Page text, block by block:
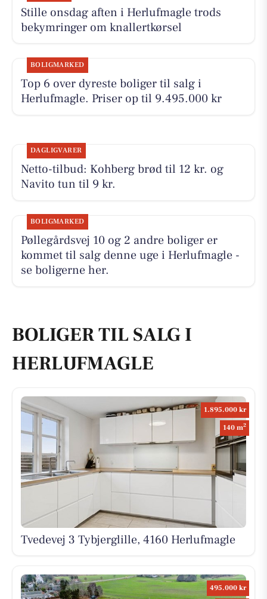
Stille onsdag aften i Herlufmagle trods
bekymringer om knallertkørsel
BOLIGMARKED
Top 6 over dyreste boliger til salg i
Herlufmagle. Priser op til 9.495.000 kr
DAGLIGVARER
Netto-tilbud: Kohberg brød til 12 kr. og
Navito tun til 9 kr.
BOLIGMARKED
Pøllegårdsvej 10 og 2 andre boliger er
kommet til salg denne uge i Herlufmagle -
se boligerne her.
BOLIGER TIL SALG I
HERLUFMAGLE
1.895.000 kr
140 m2
Tvedevej 3 Tybjerglille, 4160 Herlufmagle
495.000 kr